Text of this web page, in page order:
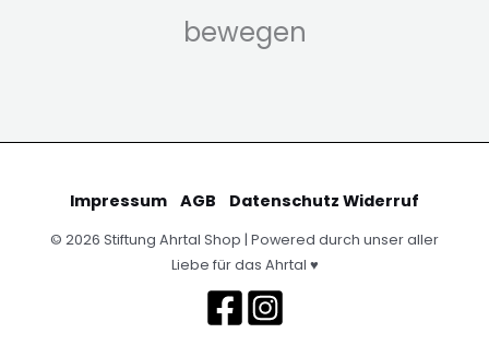
bewegen
Impressum AGB Datenschutz Widerruf
© 2026 Stiftung Ahrtal Shop | Powered durch unser aller
Liebe für das Ahrtal ♥